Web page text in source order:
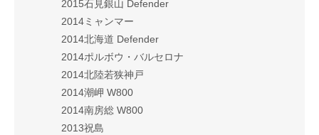
2015石見銀山 Defender
2014ミャンマー
2014北海道 Defender
2014ポルボウ・バルセロナ
2014北陸若狭神戸
2014潮岬 W800
2014南房総 W800
2013祝島